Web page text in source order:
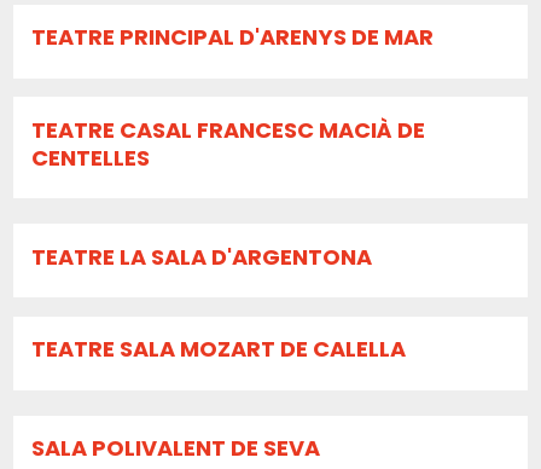
TEATRE PRINCIPAL D'ARENYS DE MAR
TEATRE CASAL FRANCESC MACIÀ DE
CENTELLES
TEATRE LA SALA D'ARGENTONA
TEATRE SALA MOZART DE CALELLA
SALA POLIVALENT DE SEVA